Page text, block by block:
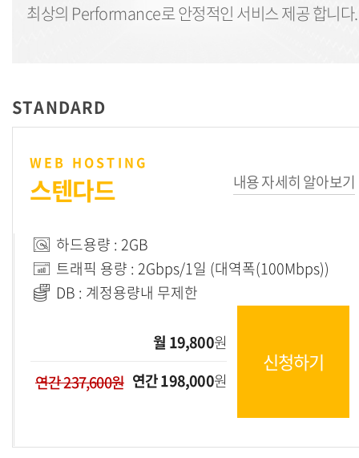
최상의 Performance로 안정적인 서비스 제공 합니다.
STANDARD
WEB HOSTING
스텐다드 내용 자세히 알아보기
하드용량 : 2GB
트래픽 용량 : 2Gbps/1일 (대역폭(100Mbps))
DB : 계정용량내 무제한
월 19,800원
연간 237,600원 연간 198,000원
신청하기